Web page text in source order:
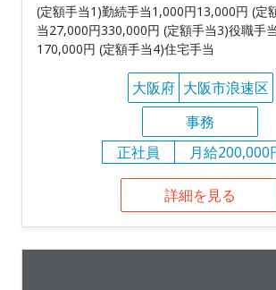
(定額手当1)勤続手当1,000円13,000円 (定
当27,000円330,000円 (定額手当3)役職手
170,000円 (定額手当4)住宅手当
大阪府 大阪市浪速区
事務
正社員
月給200,000
詳細を見る